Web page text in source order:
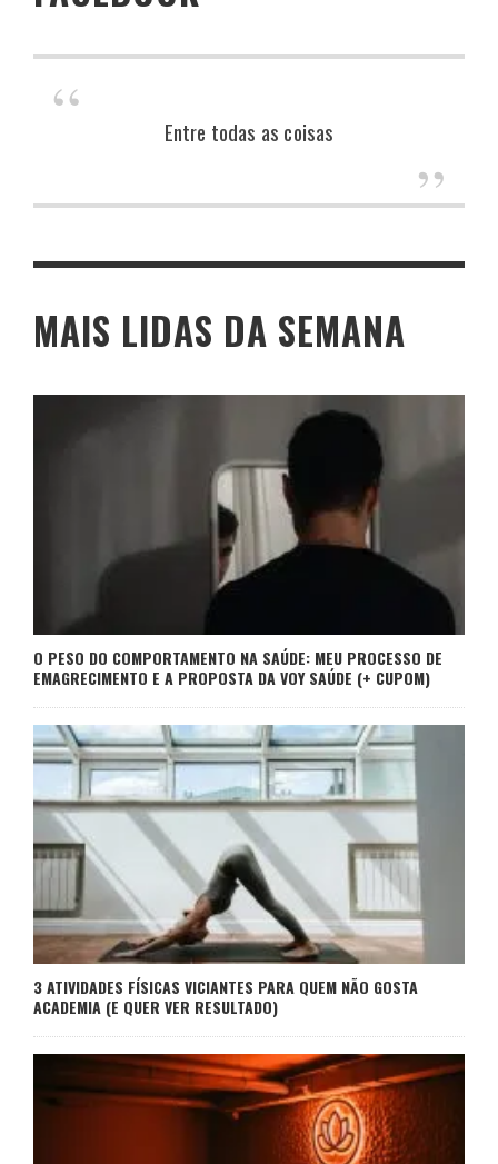
Entre todas as coisas
MAIS LIDAS DA SEMANA
O PESO DO COMPORTAMENTO NA SAÚDE: MEU PROCESSO DE
EMAGRECIMENTO E A PROPOSTA DA VOY SAÚDE (+ CUPOM)
3 ATIVIDADES FÍSICAS VICIANTES PARA QUEM NÃO GOSTA
ACADEMIA (E QUER VER RESULTADO)